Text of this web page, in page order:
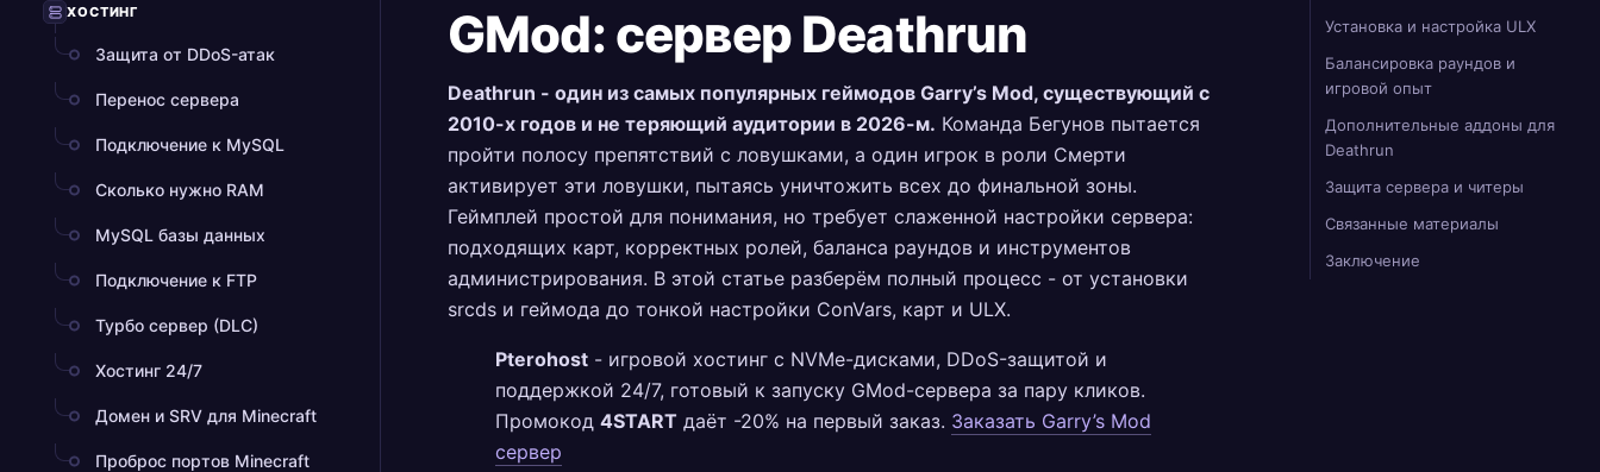
ХОСТИНГ
Защита от DDoS-атак
Перенос сервера
Подключение к MySQL
Сколько нужно RAM
MySQL базы данных
Подключение к FTP
Турбо сервер (DLC)
Хостинг 24/7
Домен и SRV для Minecraft
Проброс портов Minecraft
GMod: сервер Deathrun
Deathrun - один из самых популярных геймодов Garry’s Mod, существующий с
2010-х годов и не теряющий аудитории в 2026-м. Команда Бегунов пытается
пройти полосу препятствий с ловушками, а один игрок в роли Смерти
активирует эти ловушки, пытаясь уничтожить всех до финальной зоны.
Геймплей простой для понимания, но требует слаженной настройки сервера:
подходящих карт, корректных ролей, баланса раундов и инструментов
администрирования. В этой статье разберём полный процесс - от установки
srcds и геймода до тонкой настройки ConVars, карт и ULX.
Pterohost - игровой хостинг с NVMe-дисками, DDoS-защитой и
поддержкой 24/7, готовый к запуску GMod-сервера за пару кликов.
Промокод 4START даёт -20% на первый заказ. Заказать Garry’s Mod
сервер
Установка и настройка ULX
Балансировка раундов и
игровой опыт
Дополнительные аддоны для
Deathrun
Защита сервера и читеры
Связанные материалы
Заключение